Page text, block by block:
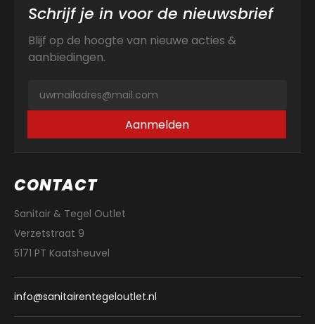
Schrijf je in voor de nieuwsbrief
Blijf op de hoogte van nieuwe acties &
aanbiedingen.
Aanmelden
CONTACT
Sanitair & Tegel Outlet
Verzetstraat 9
5171 PT Kaatsheuvel
info@sanitairentegeloutlet.nl